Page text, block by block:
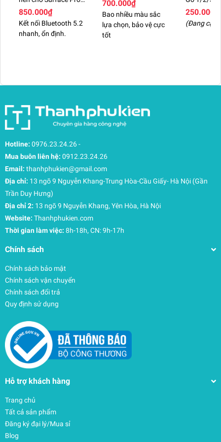
Tương thích các ứng
dụng Office
Bút Surface Slim Pen 2 dễ dàng được tích hợp
cùng với bộ Office như excel, word, powerpoint,…
dễ dàng thực hiện các thao tác thêm, sửa, xóa các
văn bản.
Hỗ trợ tính năng sạc
không dây
Slim Pen 2 dễ dàng sạc không dây thông qua
chân đế của chính nó. Hoặc khi được sử dụng với
Surface laptop Studio có thể được sạc thông qua
khu vực sạc đi kèm. Ngoài ra nếu Slim Pen 2
được sử dụng với Surface Pro 8 hoặc Pro X có thể
3/4/5/6/7, Pro 8/9/
X/ 10/11
GO/GO2/GO3/GO4,
Pro 12 New 100%
850.000₫
Kết nối Bluetooth 5.2
nhanh, ổn định.
700.000₫
Bao nhiều màu sắc
lựa chọn, bảo vệ cực
tốt
250.000₫
(Đang cập
Hotline: 0976.23.24.26-
Mua buôn liên hệ: 0912.23.24.26
Email: thanhphukien@gmail.com
Địa chỉ: 13 ngõ 9 Nguyễn Khang-Trung Hòa-Cầu Giấy- Hà Nội (Gần
Trần Duy Hưng)
Địa chỉ 2: 13 ngõ 9 Nguyễn Khang, Yên Hòa, Hà Nội
Website: Thanhphukien.com
Thời gian làm việc: 8h-18h, CN: 9h-17h
Chính sách
Chính sách bảo mật
Chính sách vận chuyển
Chính sách đổi trả
Quy định sử dụng
Hỗ trợ khách hàng
Trang chủ
Tất cả sản phẩm
Đăng ký đại lý/Mua sỉ
Blog